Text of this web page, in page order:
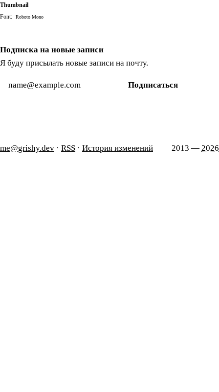
Thumbnail
Font:
Roboto Mono
Подписка на новые записи
Я буду присылать новые записи на почту.
Подписаться
me@grishy.dev · RSS · История изменений 2013 — 2026